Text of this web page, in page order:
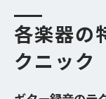
各楽器の
クニック